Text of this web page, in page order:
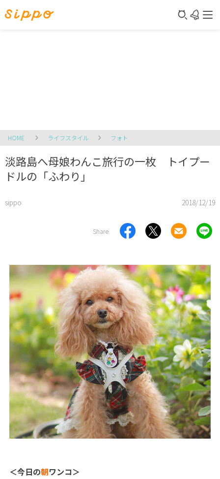
HOME ライフスタイル フォト
淡路島へ母娘わんこ旅行の一枚 トイプー
ドルの「ふわり」
sippo 2018/12/19
Share
＜今日の朝ワンコ＞